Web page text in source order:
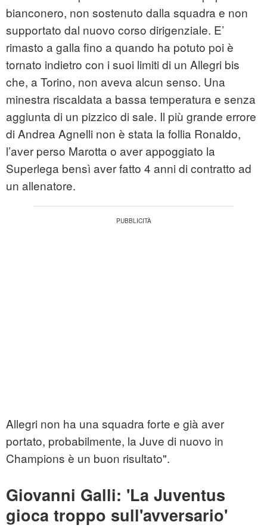
bianconero, non sostenuto dalla squadra e non
supportato dal nuovo corso dirigenziale. E’
rimasto a galla fino a quando ha potuto poi è
tornato indietro con i suoi limiti di un Allegri bis
che, a Torino, non aveva alcun senso. Una
minestra riscaldata a bassa temperatura e senza
aggiunta di un pizzico di sale. Il più grande errore
di Andrea Agnelli non è stata la follia Ronaldo,
l’aver perso Marotta o aver appoggiato la
Superlega bensì aver fatto 4 anni di contratto ad
un allenatore.
Allegri non ha una squadra forte e già aver
portato, probabilmente, la Juve di nuovo in
Champions è un buon risultato".
Giovanni Galli: 'La Juventus
gioca troppo sull'avversario'